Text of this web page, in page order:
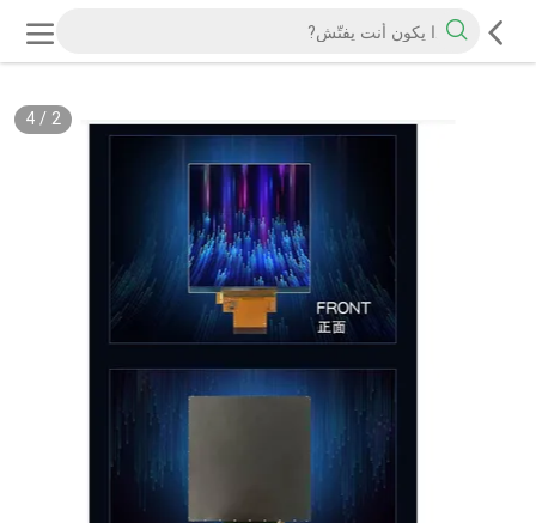
2
/
4